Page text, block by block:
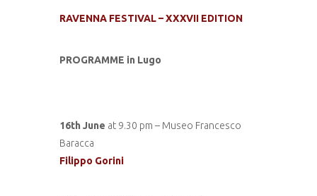
RAVENNA FESTIVAL – XXXVII EDITION
PROGRAMME in Lugo
16th June at 9.30 pm – Museo Francesco
Baracca
Filippo Gorini